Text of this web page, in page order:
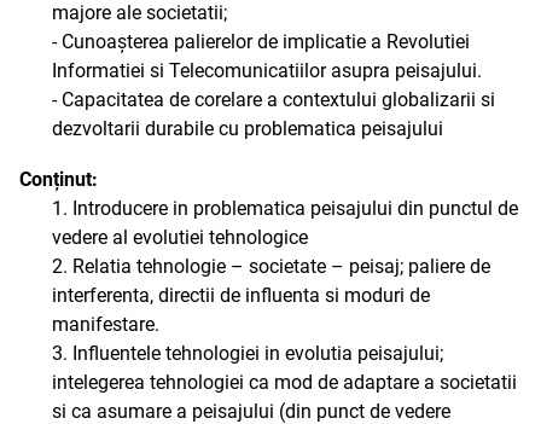
majore ale societatii;
- Cunoașterea palierelor de implicatie a Revolutiei
Informatiei si Telecomunicatiilor asupra peisajului.
- Capacitatea de corelare a contextului globalizarii si
dezvoltarii durabile cu problematica peisajului
Conținut:
1. Introducere in problematica peisajului din punctul de
vedere al evolutiei tehnologice
2. Relatia tehnologie – societate – peisaj; paliere de
interferenta, directii de influenta si moduri de
manifestare.
3. Influentele tehnologiei in evolutia peisajului;
intelegerea tehnologiei ca mod de adaptare a societatii
si ca asumare a peisajului (din punct de vedere